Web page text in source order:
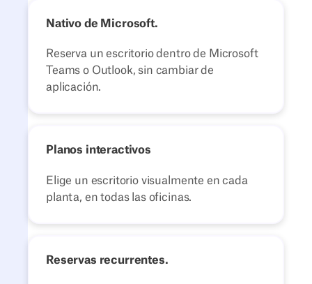
Nativo de Microsoft.
Reserva un escritorio dentro de Microsoft
Teams o Outlook, sin cambiar de
aplicación.
Planos interactivos
Elige un escritorio visualmente en cada
planta, en todas las oficinas.
Reservas recurrentes.